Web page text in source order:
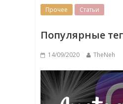
Прочее Статьи
Популярные
14/09/2020 TheNeh